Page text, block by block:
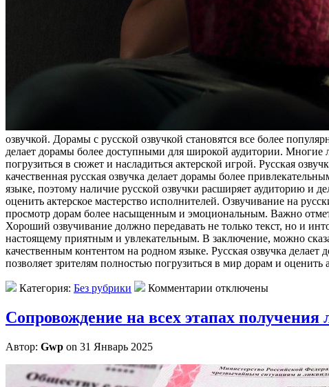
озвучкой. Дорамы с русской озвучкой становятся все более
делает дорамы более доступными для широкой аудитории.
погрузиться в сюжет и насладиться актерской игрой. Русская
качественная русская озвучка делает дорамы более
языке, поэтому наличие русской озвучки расширяет аудиторию и
оценить актерское мастерство исполнителей. Озвучивание на
просмотр дорам более насыщенным и эмоциональным. Важно
Хороший озвучивание должно передавать не только текст, но и
настоящему приятным и увлекательным. В заключение, можно
качественным контентом на родном языке. Русская озвучка
позволяет зрителям полностью погрузиться в мир дорам и оценить
Категория: Без рубрики Комментарии отключены
Сопровождение на всех этапах
Автор: Gwp on 31 Январь 2025